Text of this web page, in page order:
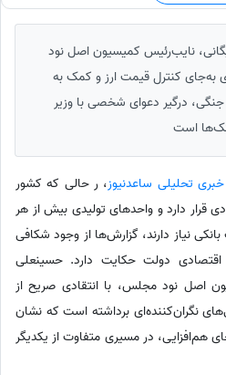
نایب‌رئیس کمیسیون اصل نود
کنترل قیمت ارز و کمک به
درگیر دعوای شخصی با وزیر
است
خبری تحلیلی ساعدنیوز، ر حالی که کشور
قرار دارد و واحدهای تولیدی بیش از هر
نیاز دارند، گزارش‌ها از وجود شکافی
دولت حکایت دارد. حسینعلی
اصل نود مجلس، با انتقادی صریح از
نگران‌کننده‌ای برداشته است که نشان
هم‌افزایی، در مسیری متفاوت از یکدیگر